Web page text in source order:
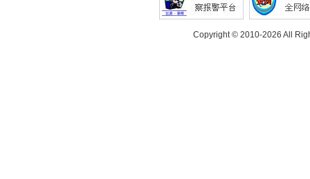
Copyright © 2010-2026 All